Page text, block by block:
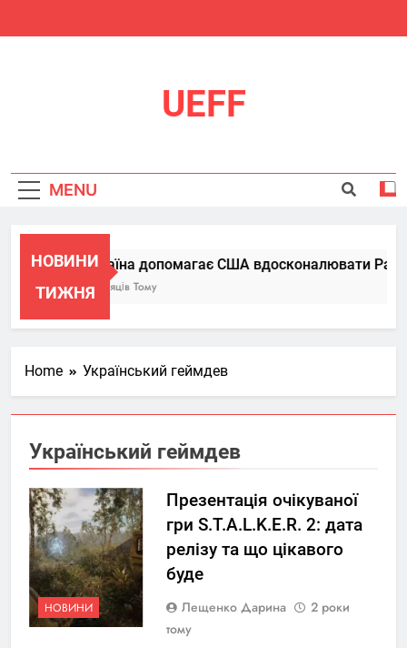
UEFF
MENU
НОВИНИ
ТИЖНЯ
Україна допомагає США вдосконалювати
6 Місяців Тому
Home Український геймдев
Український геймдев
НОВИНИ
Презентація очікуваної
гри S.T.A.L.K.E.R. 2: дата
релізу та що цікавого
буде
Лещенко Дарина
2 роки
тому